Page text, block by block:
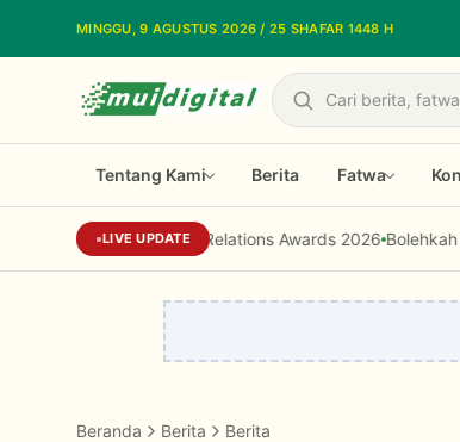
MINGGU, 9 AGUSTUS 2026 / 25 SHAFAR 1448 H
Cari
Tentang Kami Berita Fatwa
LIVE UPDATE Dari Reputasi Menjadi
Beranda Berita Berita